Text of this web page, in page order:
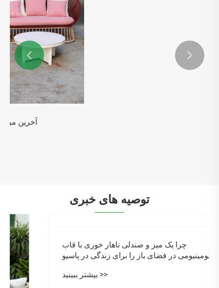
 
توصیه های خبری
چرا یک میز و صندلی ناهار خوری با قاب
آلومینیومی در فضای باز را برای زندگی در پاسیو
بیشتر ببینید >>